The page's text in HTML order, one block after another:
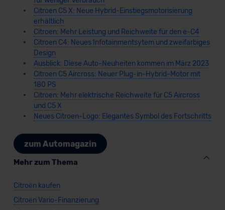
Citroen C5 X: Neue Hybrid-Einstiegsmotorisierung
erhältlich
Citroen: Mehr Leistung und Reichweite für den e-C4
Citroen C4: Neues Infotainmentsytem und zweifarbiges
Design
Ausblick: Diese Auto-Neuheiten kommen im März 2023
Citroen C5 Aircross: Neuer Plug-in-Hybrid-Motor mit
180 PS
Citroen: Mehr elektrische Reichweite für C5 Aircross
und C5 X
Neues Citroen-Logo: Elegantes Symbol des Fortschritts
zum Automagazin
Mehr zum Thema
Citroën kaufen
Citroën Vario-Finanzierung